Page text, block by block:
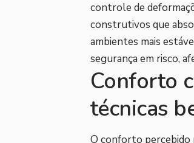
controle de
construtivos que
ambientes mais
segurança em risco,
Conforto
técnicas
O conforto percebido